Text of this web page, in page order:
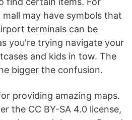
mall may have symbols that
terminals can be
you're trying navigate your
and kids in tow. The
bigger the confusion.
providing amazing maps.
the CC BY-SA 4.0 license,